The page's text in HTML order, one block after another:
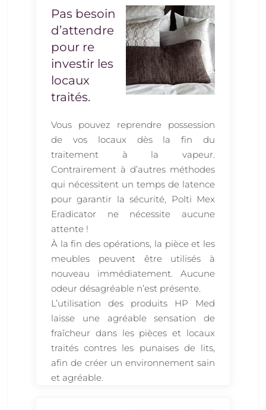
Pas besoin
d’attendre
pour re
investir les
locaux
traités.
Vous pouvez reprendre possession
de vos locaux dès la fin du
traitement à la vapeur.
Contrairement à d’autres méthodes
qui nécessitent un temps de latence
pour garantir la sécurité, Polti Mex
Eradicator ne nécessite aucune
attente !
À la fin des opérations, la pièce et les
meubles peuvent être utilisés à
nouveau immédiatement. Aucune
odeur désagréable n’est présente.
L’utilisation des produits HP Med
laisse une agréable sensation de
fraîcheur dans les pièces et locaux
traités contres les punaises de lits,
afin de créer un environnement sain
et agréable.